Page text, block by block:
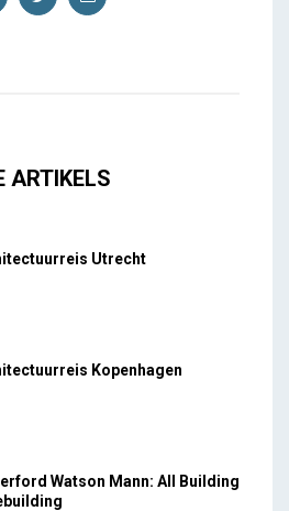
ARTIKELS
Utrecht
Kopenhagen
Watson Mann: All Building